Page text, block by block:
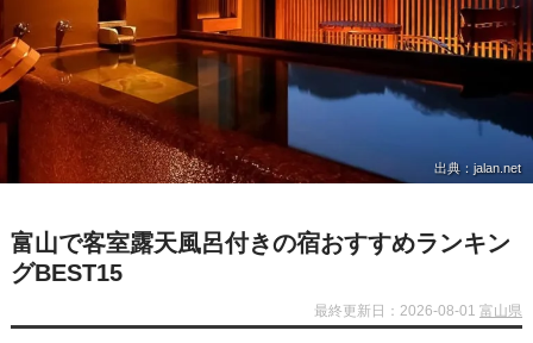
出典：jalan.net
富山で客室露天風呂付きの宿おすすめランキン
グBEST15
最終更新日：2026-08-01富山県